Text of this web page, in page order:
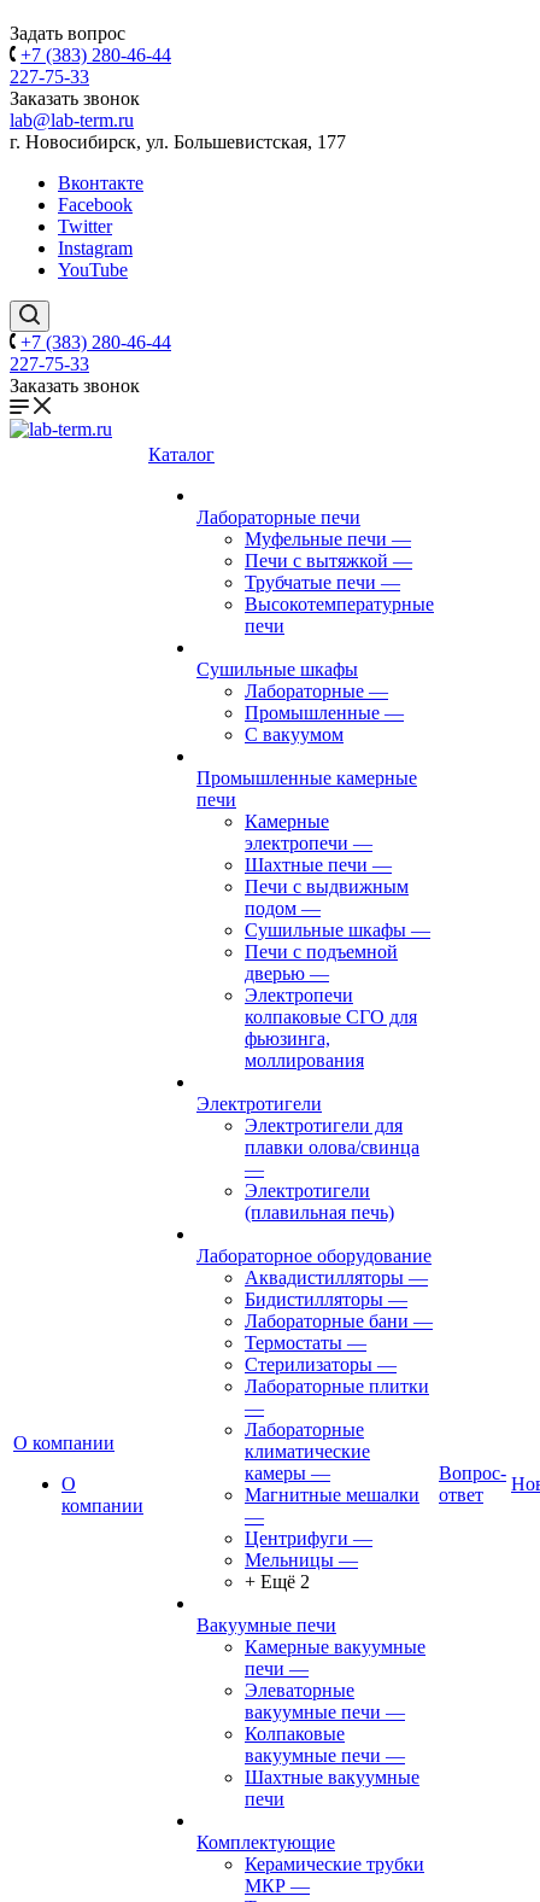
Задать вопрос
+7 (383) 280-46-44
227-75-33
Заказать звонок
lab@lab-term.ru
г. Новосибирск, ул. Большевистская, 177
Вконтакте
Facebook
Twitter
Instagram
YouTube
+7 (383) 280-46-44
227-75-33
Заказать звонок
О компании
О
компании
Каталог
Лабораторные печи
Муфельные печи —
Печи с вытяжкой —
Трубчатые печи —
Высокотемпературные
печи
Сушильные шкафы
Лабораторные —
Промышленные —
С вакуумом
Промышленные камерные
печи
Камерные
электропечи —
Шахтные печи —
Печи с выдвижным
подом —
Сушильные шкафы —
Печи с подъемной
дверью —
Электропечи
колпаковые СГО для
фьюзинга,
моллирования
Электротигели
Электротигели для
плавки олова/свинца
—
Электротигели
(плавильная печь)
Лабораторное оборудование
Аквадистилляторы —
Бидистилляторы —
Лабораторные бани —
Термостаты —
Стерилизаторы —
Лабораторные плитки
—
Лабораторные
климатические
камеры —
Магнитные мешалки
—
Центрифуги —
Мельницы —
+ Ещё 2
Вакуумные печи
Камерные вакуумные
печи —
Элеваторные
вакуумные печи —
Колпаковые
вакуумные печи —
Шахтные вакуумные
печи
Комплектующие
Керамические трубки
МКР —
Вопрос-
ответ